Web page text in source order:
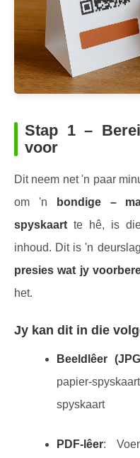
Stap 1 –
voor
Dit neem net 'n paar
om 'n
bondige –
spyskaart te hê, is
inhoud. Dit is 'n
presies wat jy
het.
Jy kan dit in die
Beeldlêer
papier-
spyskaart
PDF-lêer: